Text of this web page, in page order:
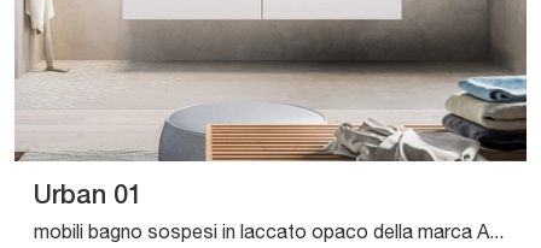
Urban 01
mobili bagno sospesi in laccato opaco della marca Artesi: clicca e scopri l'arredo bagno moderno Urban 01 per il tuo bagno.